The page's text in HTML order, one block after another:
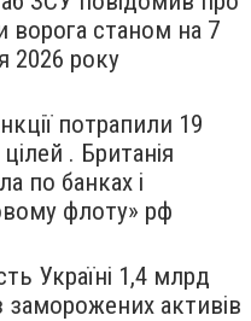
ворога станом на 7
2026 року
потрапили 19
. Британія
по банках і
флоту» рф
Україні 1,4 млрд
заморожених активів